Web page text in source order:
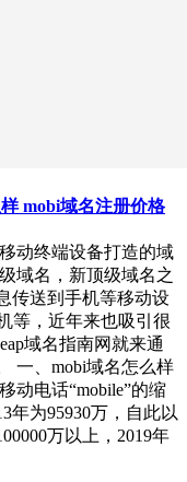
mobi域名注册价格
动终端设备打造的域
域名，新顶级域名之
传送到手机等移动设
等，近年来也吸引很
域名指南网就来通
一、mobi域名怎么样
动电话“mobile”的缩
年为95930万，自此以
万以上，2019年